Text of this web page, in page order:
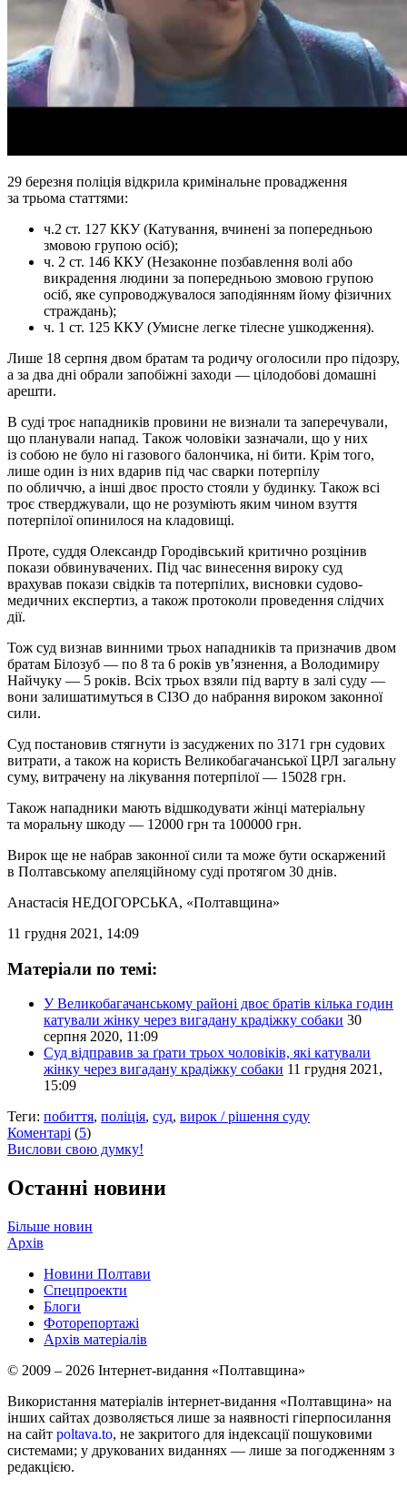
29 березня поліція відкрила кримінальне провадження
за трьома статтями:
ч.2 ст. 127 ККУ (Катування, вчинені за попередньою
змовою групою осіб);
ч. 2 ст. 146 ККУ (Незаконне позбавлення волі або
викрадення людини за попередньою змовою групою
осіб, яке супроводжувалося заподіянням йому фізичних
страждань);
ч. 1 ст. 125 ККУ (Умисне легке тілесне ушкодження).
Лише 18 серпня двом братам та родичу оголосили про підозру,
а за два дні обрали запобіжні заходи — цілодобові домашні
арешти.
В суді троє нападників провини не визнали та заперечували,
що планували напад. Також чоловіки зазначали, що у них
із собою не було ні газового балончика, ні бити. Крім того,
лише один із них вдарив під час сварки потерпілу
по обличчю, а інші двоє просто стояли у будинку. Також всі
троє стверджували, що не розуміють яким чином взуття
потерпілої опинилося на кладовищі.
Проте, суддя Олександр Городівський критично розцінив
покази обвинувачених. Під час винесення вироку суд
врахував покази свідків та потерпілих, висновки судово-
медичних експертиз, а також протоколи проведення слідчих
дії.
Тож суд визнав винними трьох нападників та призначив двом
братам Білозуб — по 8 та 6 років ув’язнення, а Володимиру
Найчуку — 5 років. Всіх трьох взяли під варту в залі суду —
вони залишатимуться в СІЗО до набрання вироком законної
сили.
Суд постановив стягнути із засуджених по 3171 грн судових
витрати, а також на користь Великобагачанської ЦРЛ загальну
суму, витрачену на лікування потерпілої — 15028 грн.
Також нападники мають відшкодувати жінці матеріальну
та моральну шкоду — 12000 грн та 100000 грн.
Вирок ще не набрав законної сили та може бути оскаржений
в Полтавському апеляційному суді протягом 30 днів.
Анастасія НЕДОГОРСЬКА, «Полтавщина»
11 грудня 2021, 14:09
Матеріали по темі:
У Великобагачанському районі двоє братів кілька годин
катували жінку через вигадану крадіжку собаки 30
серпня 2020, 11:09
Суд відправив за ґрати трьох чоловіків, які катували
жінку через вигадану крадіжку собаки 11 грудня 2021,
15:09
Теги: побиття, поліція, суд, вирок / рішення суду
Коментарі (5)
Вислови свою думку!
Останні новини
Більше новин
Архів
Новини Полтави
Спецпроекти
Блоги
Фоторепортажі
Архів матеріалів
© 2009 – 2026 Інтернет-видання «Полтавщина»
Використання матеріалів інтернет-видання «Полтавщина» на
інших сайтах дозволяється лише за наявності гіперпосилання
на сайт poltava.to, не закритого для індексації пошуковими
системами; у друкованих виданнях — лише за погодженням з
редакцією.